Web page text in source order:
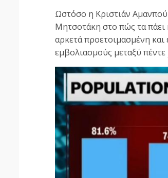
Ωστόσο η Κριστιάν
Μητσοτάκη στο πώς τα
αρκετά προετοιμασμένη
εμβολιασμούς μεταξύ